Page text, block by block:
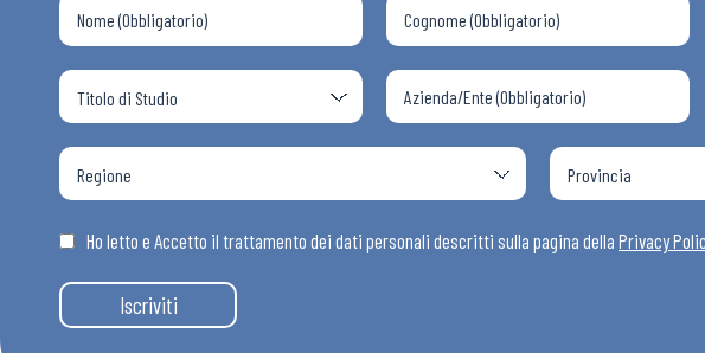
Chi Siamo
Ho letto e Accetto il trattamento dei dati personali descritti sulla pagina della Privacy
Iscriviti